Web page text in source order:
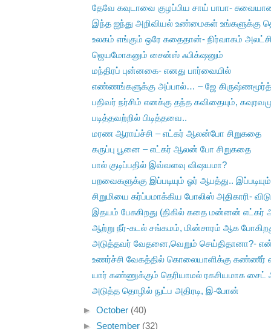
தேவே கவுடாவை குழப்பிய சாய் பாபா-
இந்த ஐந்து அறிவியல் உண்மைகள் உங்களுக்கு
உலகம் எங்கும் ஒரே கதைதான்- நிர்வாகம்
ஜெயமோகனும் சைன்ஸ் ஃபிக்‌ஷனும்
மந்திரப் புன்னகை- எனது பார்வையில்
எண்ணங்களுக்கு அப்பால்… – ஜே
பதிவர் நர்சிம் எனக்கு தந்த கவிதையும்,
படித்தவற்றில் பிடித்தவை..
மரண ஆராய்ச்சி – எட்கர் ஆலன்போ சிறுகதை
கருப்பு பூனை – எட்கர் ஆலன் போ சிறுகதை
பால் குடிப்பதில் இவ்வளவு விஷயமா?
பறவைகளுக்கு இப்படியும் ஓர் ஆபத்து..
சிறுமியை கர்ப்பமாக்கிய போலிஸ் அதிகாரி-
இதயம் பேசுகிறது (திகில் கதை மன்னன்
ஆற்று நீர்-கடல் சங்கமம், மின்சாரம் ஆக
அடுத்தவர் வேதனை,வெறும் செய்திதானா?-
உணர்ச்சி வேகத்தில் கொலையாளிக்கு கண்ணீர்
யார் கண்ணுக்கும் தெரியாமல் ரகசியமாக சைட்
அடுத்த தொழில் நுட்ப அதிரடி, இ-போன்
►October (40)
► September (32)